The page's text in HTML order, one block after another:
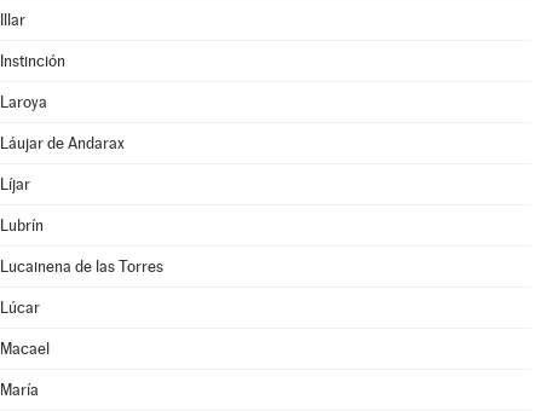
Illar
Instinción
Laroya
Láujar de Andarax
Líjar
Lubrín
Lucainena de las Torres
Lúcar
Macael
María